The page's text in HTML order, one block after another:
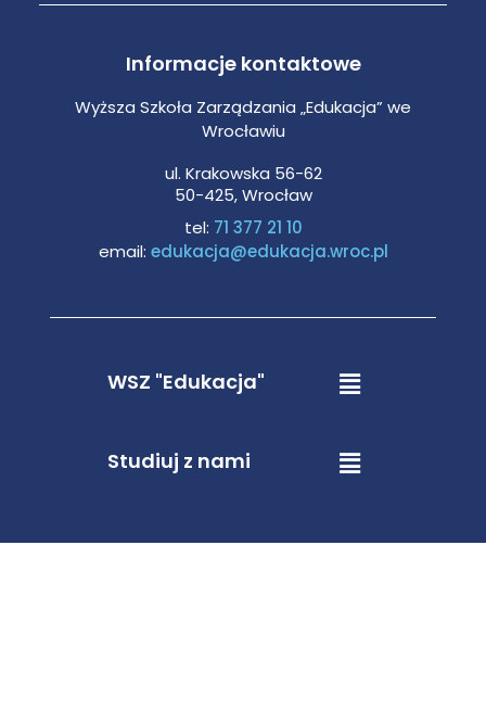
Informacje kontaktowe
Wyższa Szkoła Zarządzania „Edukacja” we
Wrocławiu
ul. Krakowska 56-62
50-425, Wrocław
tel: 71 377 21 10
email: edukacja@edukacja.wroc.pl
WSZ "Edukacja"
Studiuj z nami